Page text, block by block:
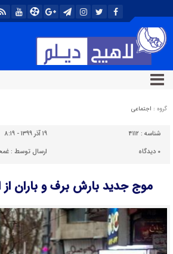
گروه : اجتماعی
شناسه : ۴۱۱۲
۱۹ آذر ۱۳۹۹ - ۸:۱۹
۰ دیدگاه ارسال توسط :
موج جدید بارش برف و باران